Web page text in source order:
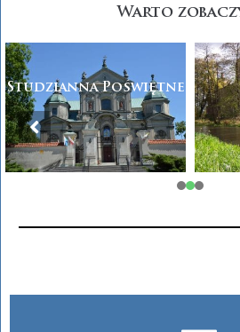
Warto
Studzianna Poświętne